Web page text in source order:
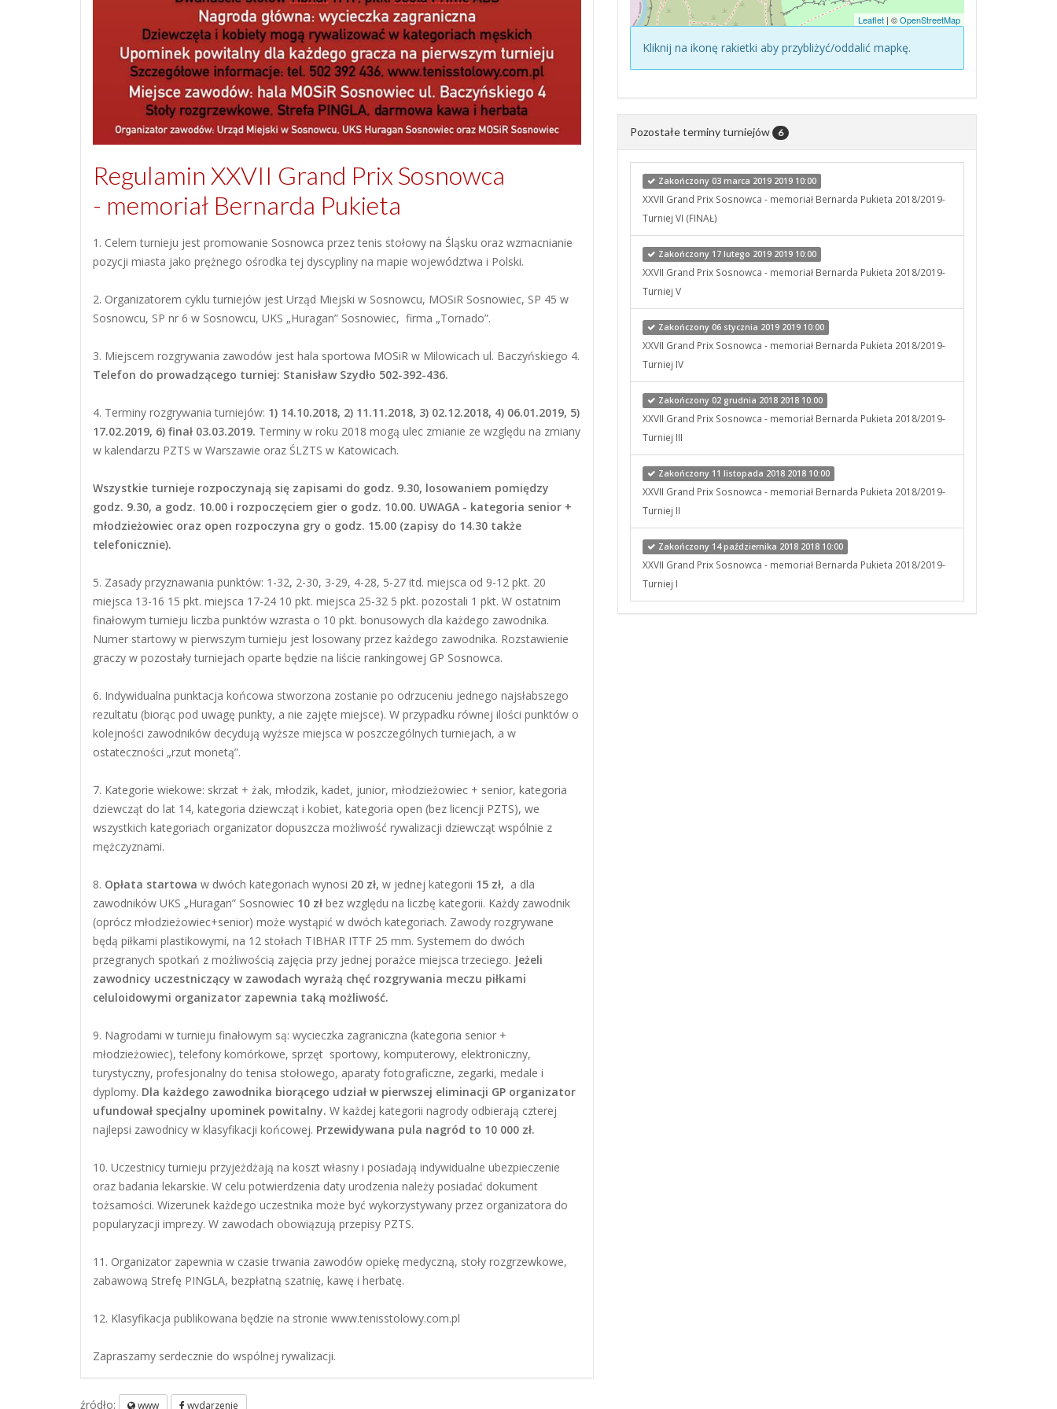
Regulamin XXVII Grand Prix Sosnowca
- memoriał Bernarda Pukieta
1. Celem turnieju jest promowanie Sosnowca przez tenis stołowy na Śląsku oraz wzmacnianie
pozycji miasta jako prężnego ośrodka tej dyscypliny na mapie województwa i Polski.
2. Organizatorem cyklu turniejów jest Urząd Miejski w Sosnowcu, MOSiR Sosnowiec, SP 45 w
Sosnowcu, SP nr 6 w Sosnowcu, UKS „Huragan” Sosnowiec, firma „Tornado”.
3. Miejscem rozgrywania zawodów jest hala sportowa MOSiR w Milowicach ul. Baczyńskiego 4.
Telefon do prowadzącego turniej: Stanisław Szydło 502-392-436.
4. Terminy rozgrywania turniejów: 1) 14.10.2018, 2) 11.11.2018, 3) 02.12.2018, 4) 06.01.2019, 5)
17.02.2019, 6) finał 03.03.2019. Terminy w roku 2018 mogą ulec zmianie ze względu na zmiany
w kalendarzu PZTS w Warszawie oraz ŚLZTS w Katowicach.
Wszystkie turnieje rozpoczynają się zapisami do godz. 9.30, losowaniem pomiędzy
godz. 9.30, a godz. 10.00 i rozpoczęciem gier o godz. 10.00. UWAGA - kategoria senior +
młodzieżowiec oraz open rozpoczyna gry o godz. 15.00 (zapisy do 14.30 także
telefonicznie).
5. Zasady przyznawania punktów: 1-32, 2-30, 3-29, 4-28, 5-27 itd. miejsca od 9-12 pkt. 20
miejsca 13-16 15 pkt. miejsca 17-24 10 pkt. miejsca 25-32 5 pkt. pozostali 1 pkt. W ostatnim
finałowym turnieju liczba punktów wzrasta o 10 pkt. bonusowych dla każdego zawodnika.
Numer startowy w pierwszym turnieju jest losowany przez każdego zawodnika. Rozstawienie
graczy w pozostały turniejach oparte będzie na liście rankingowej GP Sosnowca.
6. Indywidualna punktacja końcowa stworzona zostanie po odrzuceniu jednego najsłabszego
rezultatu (biorąc pod uwagę punkty, a nie zajęte miejsce). W przypadku równej ilości punktów o
kolejności zawodników decydują wyższe miejsca w poszczególnych turniejach, a w
ostateczności „rzut monetą”.
7. Kategorie wiekowe: skrzat + żak, młodzik, kadet, junior, młodzieżowiec + senior, kategoria
dziewcząt do lat 14, kategoria dziewcząt i kobiet, kategoria open (bez licencji PZTS), we
wszystkich kategoriach organizator dopuszcza możliwość rywalizacji dziewcząt wspólnie z
mężczyznami.
8. Opłata startowa w dwóch kategoriach wynosi 20 zł, w jednej kategorii 15 zł, a dla
zawodników UKS „Huragan” Sosnowiec 10 zł bez względu na liczbę kategorii. Każdy zawodnik
(oprócz młodzieżowiec+senior) może wystąpić w dwóch kategoriach. Zawody rozgrywane
będą piłkami plastikowymi, na 12 stołach TIBHAR ITTF 25 mm. Systemem do dwóch
przegranych spotkań z możliwością zajęcia przy jednej porażce miejsca trzeciego. Jeżeli
zawodnicy uczestniczący w zawodach wyrażą chęć rozgrywania meczu piłkami
celuloidowymi organizator zapewnia taką możliwość.
9. Nagrodami w turnieju finałowym są: wycieczka zagraniczna (kategoria senior +
młodzieżowiec), telefony komórkowe, sprzęt sportowy, komputerowy, elektroniczny,
turystyczny, profesjonalny do tenisa stołowego, aparaty fotograficzne, zegarki, medale i
dyplomy. Dla każdego zawodnika biorącego udział w pierwszej eliminacji GP organizator
ufundował specjalny upominek powitalny. W każdej kategorii nagrody odbierają czterej
najlepsi zawodnicy w klasyfikacji końcowej. Przewidywana pula nagród to 10 000 zł.
10. Uczestnicy turnieju przyjeżdżają na koszt własny i posiadają indywidualne ubezpieczenie
oraz badania lekarskie. W celu potwierdzenia daty urodzenia należy posiadać dokument
tożsamości. Wizerunek każdego uczestnika może być wykorzystywany przez organizatora do
popularyzacji imprezy. W zawodach obowiązują przepisy PZTS.
11. Organizator zapewnia w czasie trwania zawodów opiekę medyczną, stoły rozgrzewkowe,
zabawową Strefę PINGLA, bezpłatną szatnię, kawę i herbatę.
12. Klasyfikacja publikowana będzie na stronie www.tenisstolowy.com.pl
Zapraszamy serdecznie do wspólnej rywalizacji.
źródło: www wydarzenie
Leaflet | ©OpenStreetMap
Kliknij na ikonę rakietki aby przybliżyć/oddalić mapkę.
Pozostałe terminy turniejów 6
Zakończony 03 marca 2019 2019 10:00
XXVII Grand Prix Sosnowca - memoriał Bernarda Pukieta 2018/2019-
Turniej VI (FINAŁ)
Zakończony 17 lutego 2019 2019 10:00
XXVII Grand Prix Sosnowca - memoriał Bernarda Pukieta 2018/2019-
Turniej V
Zakończony 06 stycznia 2019 2019 10:00
XXVII Grand Prix Sosnowca - memoriał Bernarda Pukieta 2018/2019-
Turniej IV
Zakończony 02 grudnia 2018 2018 10:00
XXVII Grand Prix Sosnowca - memoriał Bernarda Pukieta 2018/2019-
Turniej III
Zakończony 11 listopada 2018 2018 10:00
XXVII Grand Prix Sosnowca - memoriał Bernarda Pukieta 2018/2019-
Turniej II
Zakończony 14 października 2018 2018 10:00
XXVII Grand Prix Sosnowca - memoriał Bernarda Pukieta 2018/2019-
Turniej I